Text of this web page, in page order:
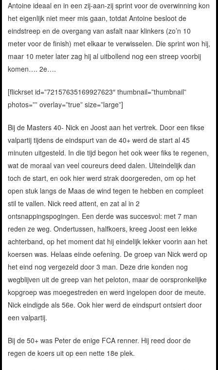
Antoine ideaal en in een zij-aan-zij sprint voor de overwinning kon
het eigenlijk niet meer mis gaan, totdat Antoine besloot de
eindstreep en de overgang van asfalt naar klinkers (zo’n 10
meter voor de finish) met elkaar te verwisselen. Die sprint won hij,
maar 10 meter later zag hij al uitbollend nog een streep voorbij
komen…. 2e….
[flickrset id=”72157635169927623″ thumbnail=”thumbnail”
photos=”” overlay=”true” size=”large”]
Bij de Masters 40- Nick en Joost aan het vertrek. Door een fikse
valpartij tijdens de eindspurt van de 40+ werd de start al 45
minuten uitgesteld. In die tijd begon het ook weer fiks te regenen,
wat de moraal van veel coureurs deed dalen. Uiteindelijk dan
toch de start, en ook hier werd strak doorgereden, om op het
open stuk langs de Maas de wind tegen te hebben en compleet
stil te vallen. Nick reed attent, en zat al in 2
ontsnappingspogingen. Een derde was succesvol: met 7 man
reden ze weg. Ondertussen, halfkoers, kreeg Joost een lekke
achterband, op het moment dat hij eindelijk lekker voorin aan het
koersen was. Helaas einde oefening. De groep van Nick werd op
het eind nog vergezeld door 3 man. Deze drie konden nog
wegblijven uit de greep van het peloton, maar de oorspronkelijke
kopgroep was moegestreden en werd ingelopen door de meute.
Nick eindigde als 56e. Ook hier werd de eindspurt ontsiert door
een valpartij.
Bij de 50+ was Peter de enige FCA renner. Hij reed door de
regen de koers uit op een nette 18e plek.